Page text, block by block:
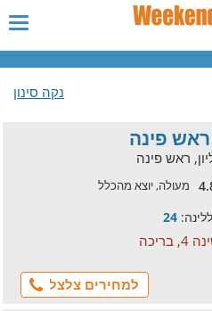
נקה סינון
ראש פינה
ראש פינה
מעולה, יוצא מהכלל
24
למחירים צלצל